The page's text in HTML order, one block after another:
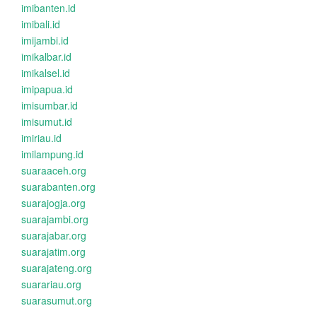
imibanten.id
imibali.id
imijambi.id
imikalbar.id
imikalsel.id
imipapua.id
imisumbar.id
imisumut.id
imiriau.id
imilampung.id
suaraaceh.org
suarabanten.org
suarajogja.org
suarajambi.org
suarajabar.org
suarajatim.org
suarajateng.org
suarariau.org
suarasumut.org